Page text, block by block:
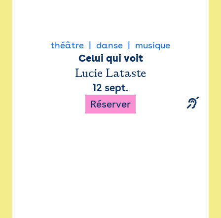
théâtre danse musique
Celui qui voit
Lucie Lataste
12 sept.
Réserver